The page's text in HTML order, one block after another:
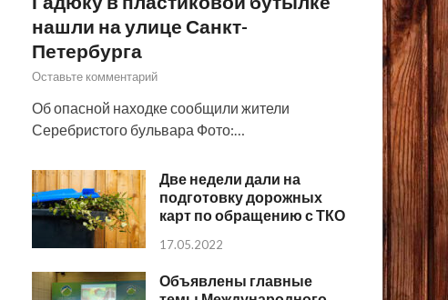
нашли на улице Санкт-
Петербурга
Оставьте комментарий
Об опасной находке сообщили жители
Серебристого бульвара Фото:…
Две недели дали на
подготовку дорожных
карт по обращению с ТКО
17.05.2022
Объявлены главные